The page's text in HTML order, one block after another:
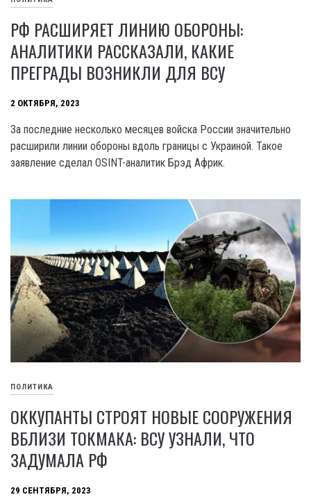
РФ РАСШИРЯЕТ ЛИНИЮ ОБОРОНЫ:
АНАЛИТИКИ РАССКАЗАЛИ, КАКИЕ
ПРЕГРАДЫ ВОЗНИКЛИ ДЛЯ ВСУ
2 ОКТЯБРЯ, 2023
За последние несколько месяцев войска России значительно
расширили линии обороны вдоль границы с Украиной. Такое
заявление сделал OSINT-аналитик Брэд Африк.
ПОЛИТИКА
ОККУПАНТЫ СТРОЯТ НОВЫЕ СООРУЖЕНИЯ
ВБЛИЗИ ТОКМАКА: ВСУ УЗНАЛИ, ЧТО
ЗАДУМАЛА РФ
29 СЕНТЯБРЯ, 2023